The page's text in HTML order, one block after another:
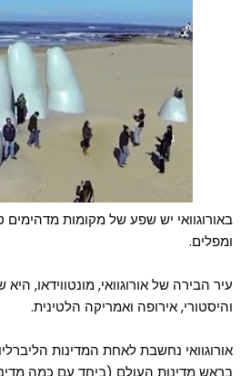
באורוגוואי יש שפע של מקומות מדהימים
ומפלים.
עיר הבירה של אורוגוואי, מונטווידאו, היא
והיסטורי, אירופה ואמריקה הלטינית.
אורוגוואי נחשבת לאחת המדינות
בראש מדינות העולם (ביחד עם כמה